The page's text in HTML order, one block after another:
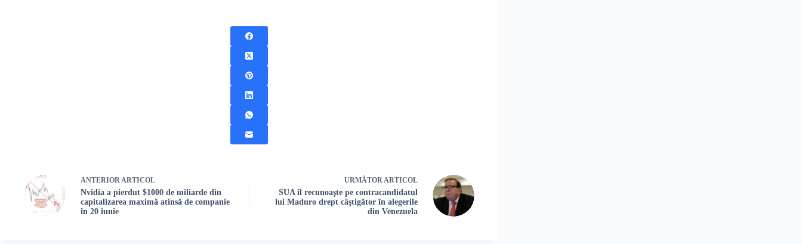
ANTERIORARTICOL
Nvidia a pierdut $1000 de miliarde din
capitalizarea maximă atinsă de companie
în 20 iunie
URMĂTORARTICOL
SUA îl recunoaşte pe contracandidatul
lui Maduro drept câştigător în alegerile
din Venezuela